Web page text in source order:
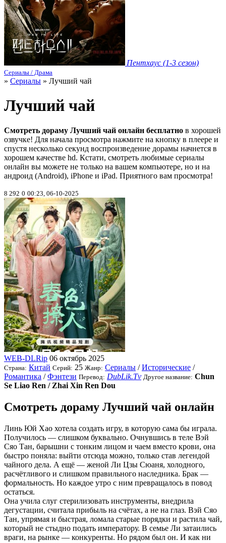
Пентхаус (1-3 сезон)
Сериалы / Драма
» Сериалы » Лучший чай
Лучший чай
Смотреть дораму Лучший чай онлайн бесплатно в хорошей
озвучке! Для начала просмотра нажмите на кнопку в плеере и
спустя несколько секунд воспроизведение дорамы начнется в
хорошем качестве hd. Кстати, смотреть любимые сериалы
онлайн вы можете не только на вашем компьютере, но и на
андроид (Android), iPhone и iPad. Приятного вам просмотра!
8 292 0 00:23, 06-10-2025
WEB-DLRip 06 октябрь 2025
Страна: Китай Серий: 25 Жанр: Сериалы /Исторические /
Романтика /Фэнтези Перевод: DubLik.Tv Другое название: Chun
Se Liao Ren / Zhai Xin Ren Dou
Смотреть дораму Лучший чай онлайн
Линь Юй Хао хотела создать игру, в которую сама бы играла.
Получилось — слишком буквально. Очнувшись в теле Вэй
Сяо Тан, барышни с тонким лицом и чаем вместо крови, она
быстро поняла: выйти отсюда можно, только став легендой
чайного дела. А ещё — женой Ли Цзы Сюаня, холодного,
расчётливого и слишком правильного наследника. Брак —
формальность. Но каждое утро с ним превращалось в повод
остаться.
Она учила слуг стерилизовать инструменты, внедрила
дегустации, считала прибыль на счётах, а не на глаз. Вэй Сяо
Тан, упрямая и быстрая, ломала старые порядки и растила чай,
который не стыдно подать императору. В семье Ли затаились
враги, на рынке — конкуренты. Но рядом был он. И как ни